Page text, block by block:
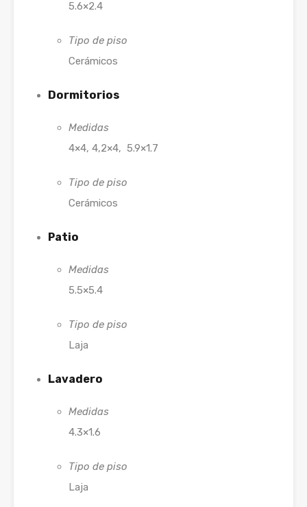
5.6×2.4
Tipo de piso
Cerámicos
Dormitorios
Medidas
4×4, 4,2×4, 5.9×1.7
Tipo de piso
Cerámicos
Patio
Medidas
5.5×5.4
Tipo de piso
Laja
Lavadero
Medidas
4.3×1.6
Tipo de piso
Laja